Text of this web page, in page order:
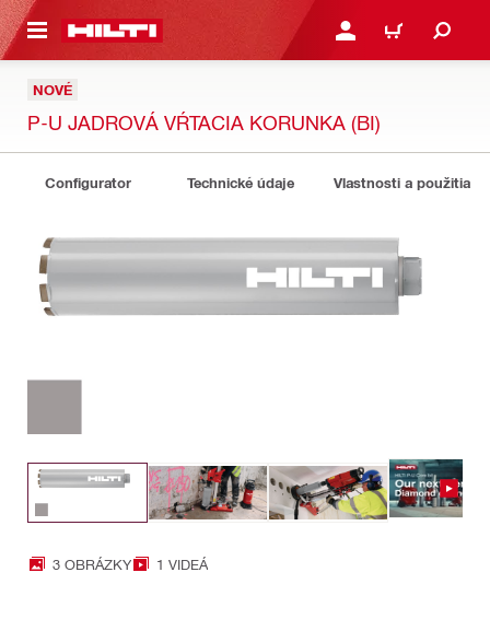
HLAVNÝ OBSAH PRIHLÁSIŤ ALEBO
KOŠÍK
NOVÉ
P-U JADROVÁ VŔTACIA KORUNKA (BI)
Configurator Technické údaje Vlastnosti a použitia
3 OBRÁZKY 1 VIDEÁ